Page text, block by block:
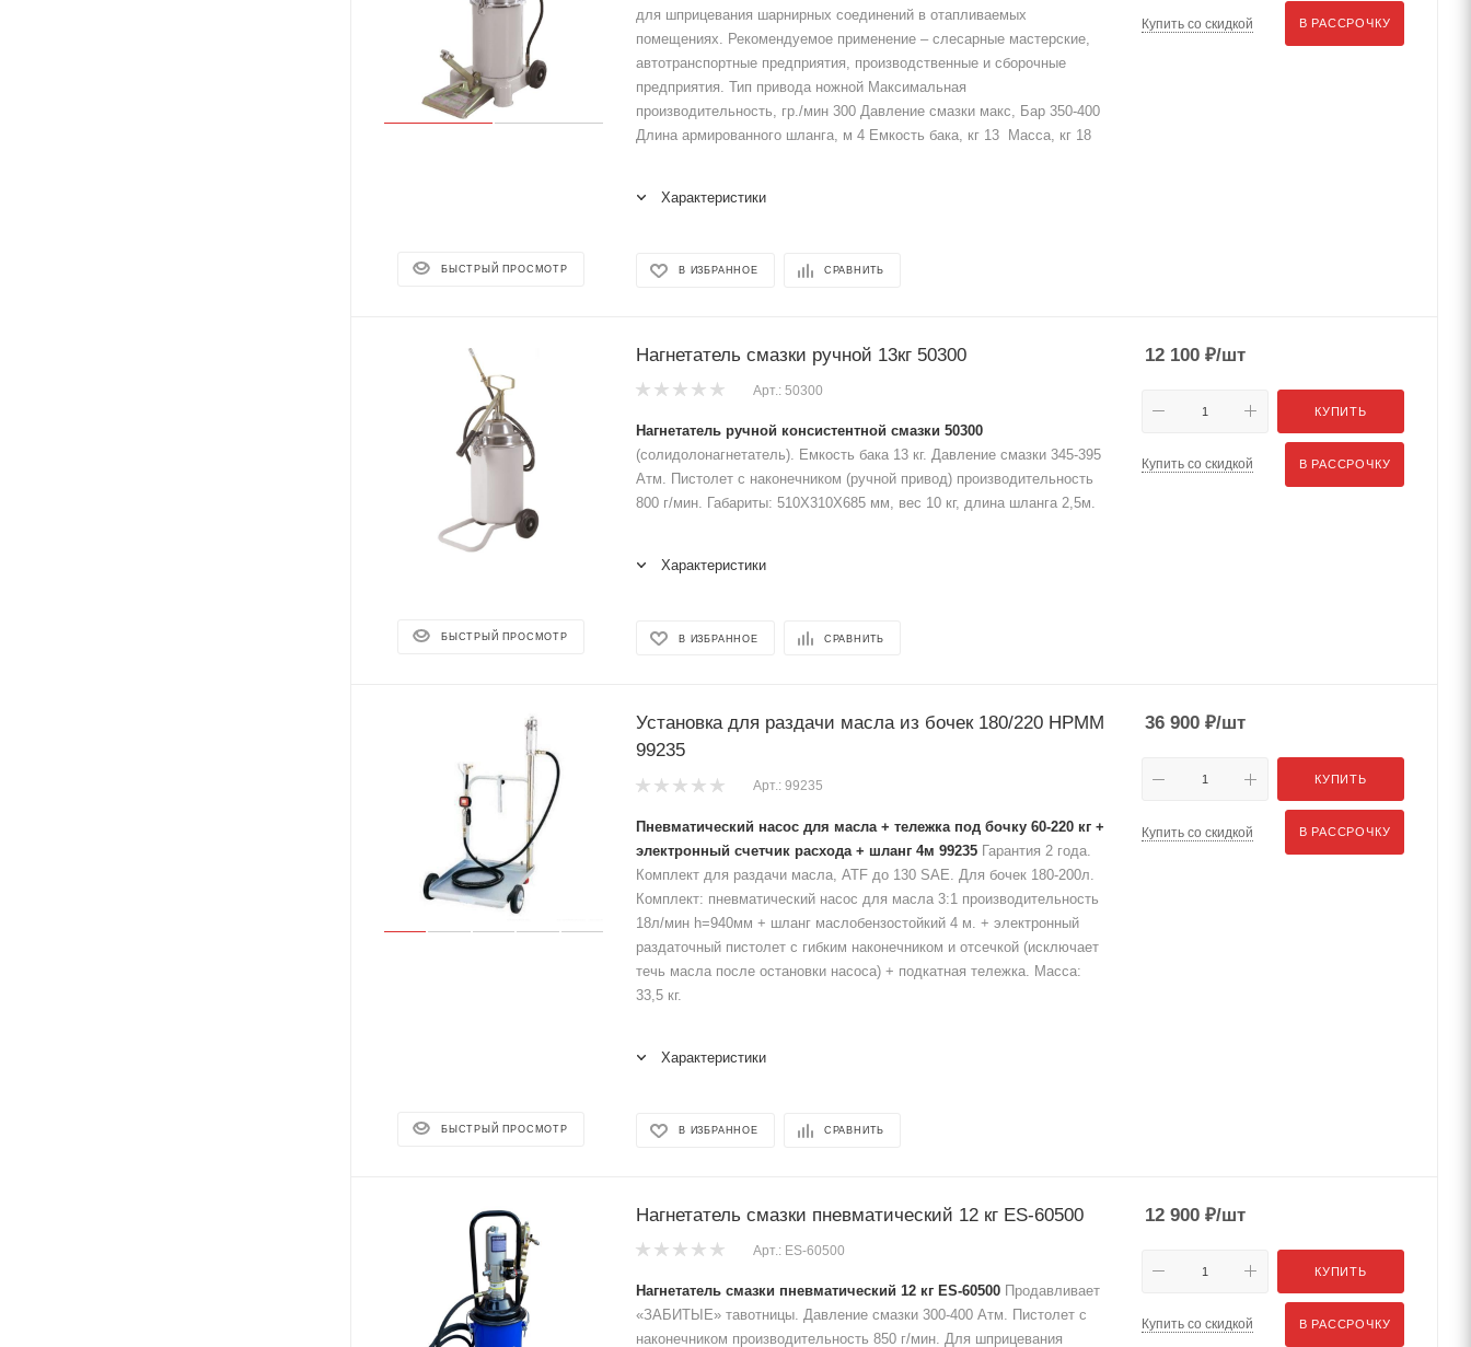
БЫСТРЫЙ ПРОСМОТР
для шприцевания шарнирных соединений в отапливаемых
помещениях. Рекомендуемое применение – слесарные мастерские,
автотранспортные предприятия, производственные и сборочные
предприятия. Тип привода ножной Максимальная
производительность, гр./мин 300 Давление смазки макс, Бар 350-400
Длина армированного шланга, м 4 Емкость бака, кг 13 Масса, кг 18
Характеристики
В ИЗБРАННОЕ СРАВНИТЬ
Купить со скидкой В РАССРОЧКУ
БЫСТРЫЙ ПРОСМОТР
Нагнетатель смазки ручной 13кг 50300
Арт.: 50300
Нагнетатель ручной консистентной смазки 50300
(солидолонагнетатель). Емкость бака 13 кг. Давление смазки 345-395
Атм. Пистолет с наконечником (ручной привод) производительность
800 г/мин. Габариты: 510X310X685 мм, вес 10 кг, длина шланга 2,5м.
Характеристики
В ИЗБРАННОЕ СРАВНИТЬ
12 100 ₽/шт
КУПИТЬ
Купить со скидкой В РАССРОЧКУ
БЫСТРЫЙ ПРОСМОТР
Установка для раздачи масла из бочек 180/220 HPMM
99235
Арт.: 99235
Пневматический насос для масла + тележка под бочку 60-220 кг +
электронный счетчик расхода + шланг 4м 99235 Гарантия 2 года.
Комплект для раздачи масла, ATF до 130 SAE. Для бочек 180-200л.
Комплект: пневматический насос для масла 3:1 производительность
18л/мин h=940мм + шланг маслобензостойкий 4 м. + электронный
раздаточный пистолет с гибким наконечником и отсечкой (исключает
течь масла после остановки насоса) + подкатная тележка. Масса:
33,5 кг.
Характеристики
В ИЗБРАННОЕ СРАВНИТЬ
36 900 ₽/шт
КУПИТЬ
Купить со скидкой В РАССРОЧКУ
Нагнетатель смазки пневматический 12 кг ES-60500
Арт.: ES-60500
Нагнетатель смазки пневматический 12 кг ES-60500 Продавливает
«ЗАБИТЫЕ» тавотницы. Давление смазки 300-400 Атм. Пистолет с
наконечником производительность 850 г/мин. Для шприцевания
12 900 ₽/шт
КУПИТЬ
Купить со скидкой В РАССРОЧКУ